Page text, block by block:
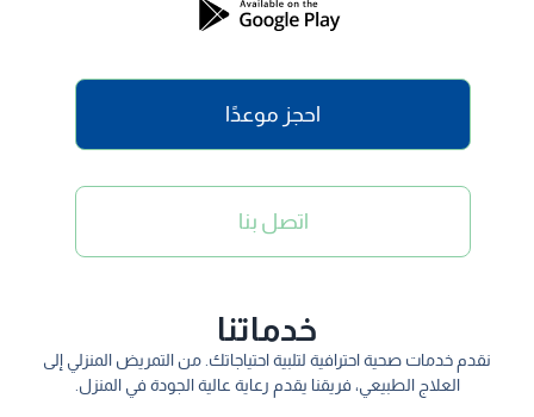
احجز موعدًا
اتصل بنا
خدماتنا
نقدم خدمات صحية احترافية لتلبية احتياجاتك. من التمريض المنزلي إلى
العلاج الطبيعي، فريقنا يقدم رعاية عالية الجودة في المنزل.